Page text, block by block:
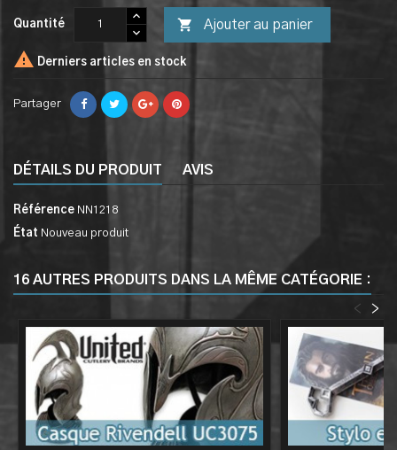
Quantité  Ajouter au panier
 Derniers articles en stock
Partager
DÉTAILS DU PRODUIT AVIS
Référence NN1218
État Nouveau produit
16 AUTRES PRODUITS DANS LA MÊME CATÉGORIE :
>
<